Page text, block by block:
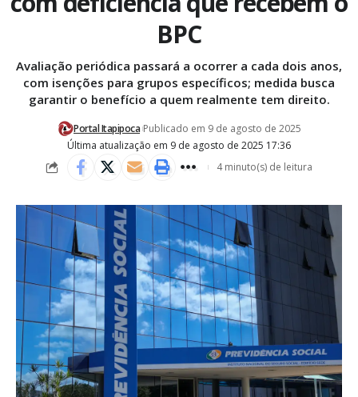
BPC
Avaliação periódica passará a ocorrer a cada dois anos,
com isenções para grupos específicos; medida busca
garantir o benefício a quem realmente tem direito.
Última atualização em 9 de agosto de 2025 17:36
Portal Itapipoca Publicado em 9 de agosto de 2025
4 minuto(s) de leitura